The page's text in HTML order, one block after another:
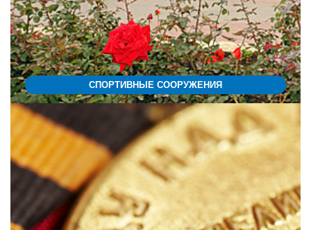
СПОРТИВНЫЕ СООРУЖЕНИЯ